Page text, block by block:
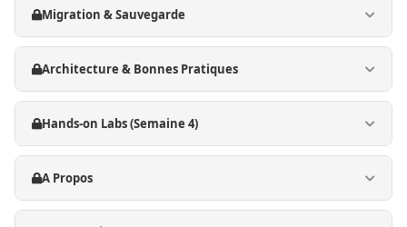
Migration & Sauvegarde
Architecture & Bonnes Pratiques
Hands-on Labs (Semaine 4)
A Propos